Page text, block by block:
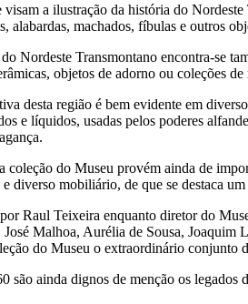
a ilustração da história do
alabardas, machados, fíbulas e outros
Nordeste Transmontano encontra-se
objetos de adorno ou coleções
desta região é bem evidente em
e líquidos, usadas pelos poderes
do Museu provém ainda de
diverso mobiliário, de que se destaca
Raul Teixeira enquanto diretor do
Malhoa, Aurélia de Sousa,
do Museu o extraordinário
são ainda dignos de menção os